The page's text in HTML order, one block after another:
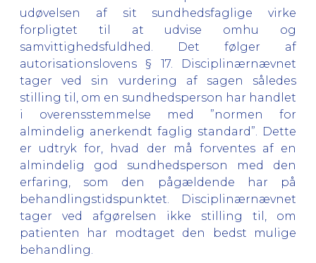
udøvelsen af sit sundhedsfaglige virke
forpligtet til at udvise omhu og
samvittighedsfuldhed. Det følger af
autorisationslovens § 17. Disciplinærnævnet
tager ved sin vurdering af sagen således
stilling til, om en sundhedsperson har handlet
i overensstemmelse med ”normen for
almindelig anerkendt faglig standard”. Dette
er udtryk for, hvad der må forventes af en
almindelig god sundhedsperson med den
erfaring, som den pågældende har på
behandlingstidspunktet. Disciplinærnævnet
tager ved afgørelsen ikke stilling til, om
patienten har modtaget den bedst mulige
behandling.